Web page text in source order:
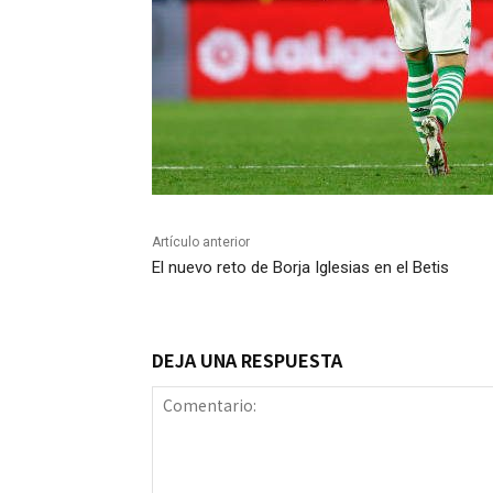
Artículo anterior
El nuevo reto de Borja Iglesias en el Betis
DEJA UNA RESPUESTA